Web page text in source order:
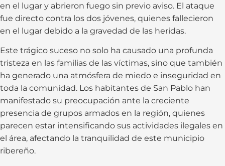
en el lugar y abrieron fuego sin previo aviso. El ataque
fue directo contra los dos jóvenes, quienes fallecieron
en el lugar debido a la gravedad de las heridas.
Este trágico suceso no solo ha causado una profunda
tristeza en las familias de las víctimas, sino que también
ha generado una atmósfera de miedo e inseguridad en
toda la comunidad. Los habitantes de San Pablo han
manifestado su preocupación ante la creciente
presencia de grupos armados en la región, quienes
parecen estar intensificando sus actividades ilegales en
el área, afectando la tranquilidad de este municipio
ribereño.